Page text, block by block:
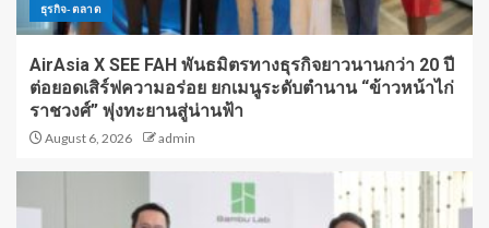
ธุรกิจ-ตลาด
AirAsia X SEE FAH พันธมิตรทางธุรกิจยาวนานกว่า 20 ปี
ต่อยอดเสิร์ฟความอร่อย ยกเมนูระดับตำนาน “ข้าวหน้าไก่
ราชวงศ์” พุ่งทะยานสู่น่านฟ้า
August 6, 2026 admin